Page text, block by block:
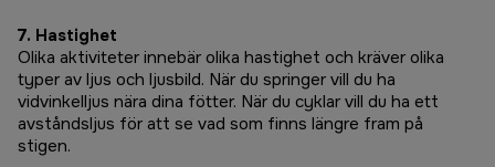
7. Hastighet
Olika aktiviteter innebär olika hastighet och kräver olika
typer av ljus och ljusbild. När du springer vill du ha
vidvinkelljus nära dina fötter. När du cyklar vill du ha ett
avståndsljus för att se vad som finns längre fram på
stigen.